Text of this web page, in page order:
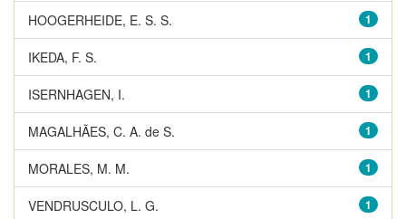
1
HOOGERHEIDE, E. S. S.
1
IKEDA, F. S.
1
ISERNHAGEN, I.
1
MAGALHÃES, C. A. de S.
1
MORALES, M. M.
1
VENDRUSCULO, L. G.